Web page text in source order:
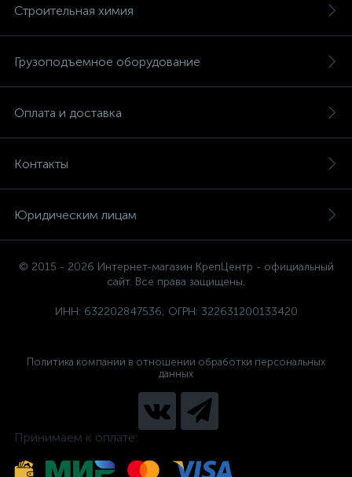
Строительная химия
Грузоподъемное оборудование
Оплата и доставка
Контакты
Юридическим лицам
© 2015 - 2026 Интернет-магазин КрепЦентр - официальный
сайт. Все права защищены.
ИНН: 632202847536, ОГРН: 322631200133420
Политика компании в отношении обработки персональных
данных
Принимаем к оплате: